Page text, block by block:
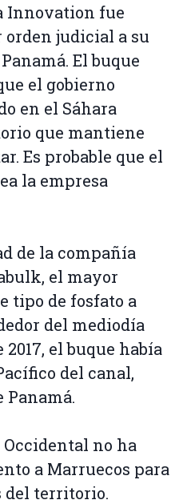
Innovation fue
orden judicial a su
El buque
el gobierno
en el Sáhara
que mantiene
Es probable que el
la empresa
de la compañía
el mayor
tipo de fosfato a
del mediodía
2017, el buque había
del canal,
Panamá.
Occidental no ha
a Marruecos para
del territorio.